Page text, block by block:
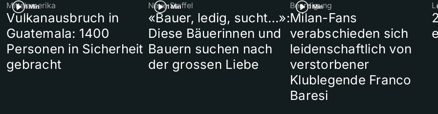
1 Min
Mittelamerika
Vulkanausbruch in
Guatemala: 1400
Personen in Sicherheit
gebracht
1 Min
Neue Staffel
«Bauer, ledig, sucht…»:
Diese Bäuerinnen und
Bauern suchen nach
der grossen Liebe
1 Min
Beerdigung
Milan-Fans
verabschieden sich
leidenschaftlich von
verstorbener
Klublegende Franco
Baresi